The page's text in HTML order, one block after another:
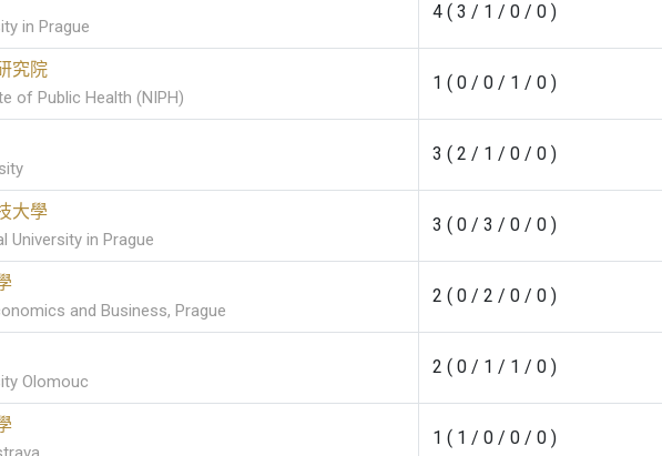
in Prague
4 ( 3 / 1 / 0 / 0 )
究院
of Public Health (NIPH)
1 ( 0 / 0 / 1 / 0 )
3 ( 2 / 1 / 0 / 0 )
大學
University in Prague
3 ( 0 / 3 / 0 / 0 )
and Business, Prague
2 ( 0 / 2 / 0 / 0 )
Olomouc
2 ( 0 / 1 / 1 / 0 )
1 ( 1 / 0 / 0 / 0 )